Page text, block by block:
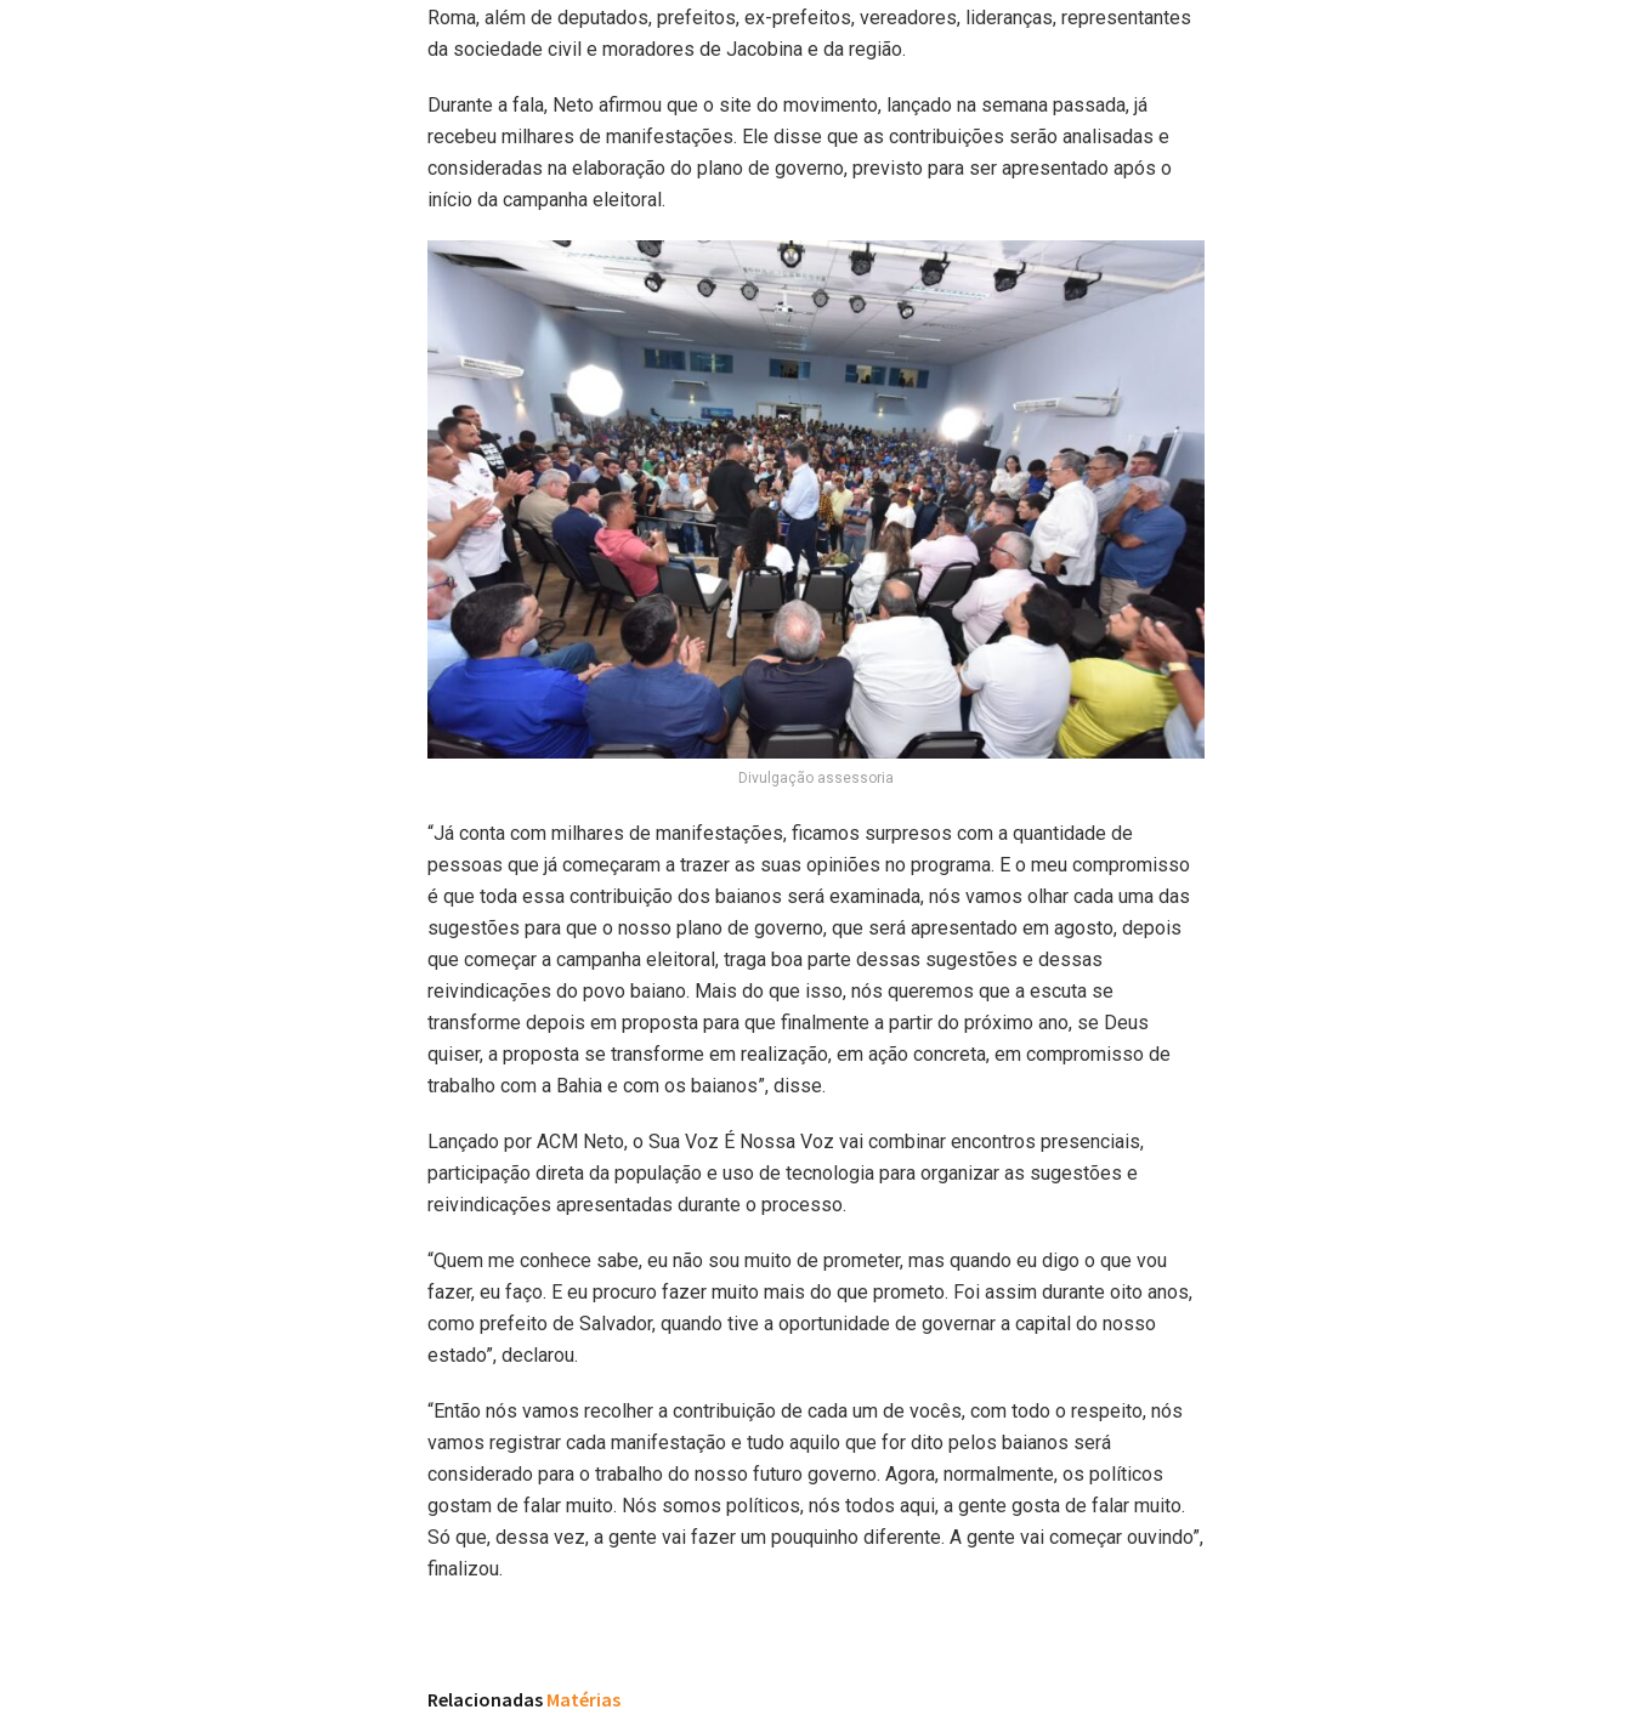
Roma, além de deputados, prefeitos, ex-prefeitos, vereadores, lideranças, representantes
da sociedade civil e moradores de Jacobina e da região.
Durante a fala, Neto afirmou que o site do movimento, lançado na semana passada, já
recebeu milhares de manifestações. Ele disse que as contribuições serão analisadas e
consideradas na elaboração do plano de governo, previsto para ser apresentado após o
início da campanha eleitoral.
Divulgação assessoria
“Já conta com milhares de manifestações, ficamos surpresos com a quantidade de
pessoas que já começaram a trazer as suas opiniões no programa. E o meu compromisso
é que toda essa contribuição dos baianos será examinada, nós vamos olhar cada uma das
sugestões para que o nosso plano de governo, que será apresentado em agosto, depois
que começar a campanha eleitoral, traga boa parte dessas sugestões e dessas
reivindicações do povo baiano. Mais do que isso, nós queremos que a escuta se
transforme depois em proposta para que finalmente a partir do próximo ano, se Deus
quiser, a proposta se transforme em realização, em ação concreta, em compromisso de
trabalho com a Bahia e com os baianos”, disse.
Lançado por ACM Neto, o Sua Voz É Nossa Voz vai combinar encontros presenciais,
participação direta da população e uso de tecnologia para organizar as sugestões e
reivindicações apresentadas durante o processo.
“Quem me conhece sabe, eu não sou muito de prometer, mas quando eu digo o que vou
fazer, eu faço. E eu procuro fazer muito mais do que prometo. Foi assim durante oito anos,
como prefeito de Salvador, quando tive a oportunidade de governar a capital do nosso
estado”, declarou.
“Então nós vamos recolher a contribuição de cada um de vocês, com todo o respeito, nós
vamos registrar cada manifestação e tudo aquilo que for dito pelos baianos será
considerado para o trabalho do nosso futuro governo. Agora, normalmente, os políticos
gostam de falar muito. Nós somos políticos, nós todos aqui, a gente gosta de falar muito.
Só que, dessa vez, a gente vai fazer um pouquinho diferente. A gente vai começar ouvindo”,
finalizou.
Relacionadas Matérias